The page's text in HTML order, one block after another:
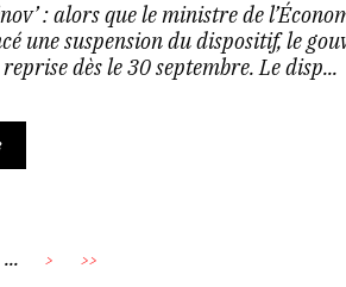
: alors que le ministre de
une suspension du dispositif, le
dès le 30 septembre. Le disp...
... > >>